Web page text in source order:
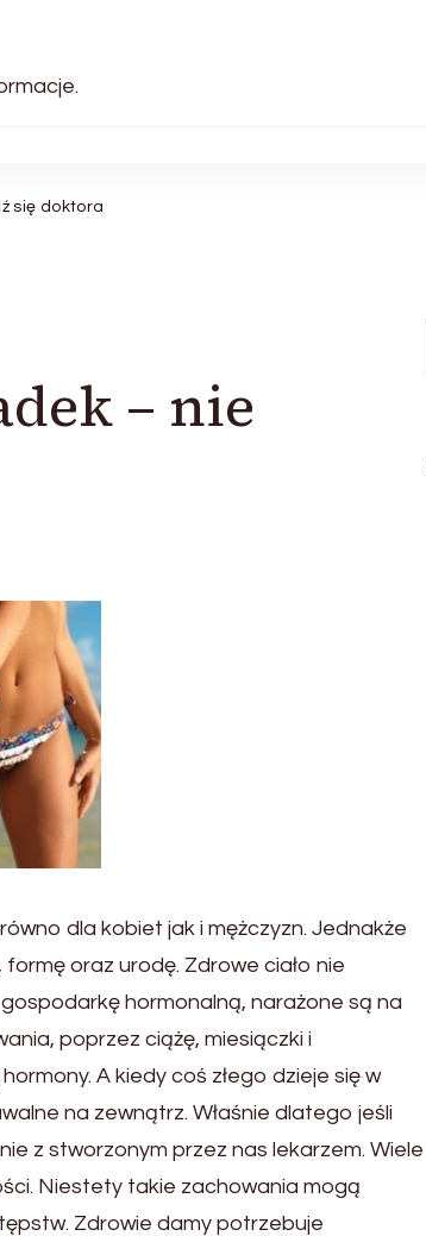
się doktora
– nie
dla kobiet jak i mężczyzn. Jednakże
oraz urodę. Zdrowe ciało nie
hormonalną, narażone są na
poprzez ciążę, miesiączki i
A kiedy coś złego dzieje się w
na zewnątrz. Właśnie dlatego jeśli
z stworzonym przez nas lekarzem. Wiele
Niestety takie zachowania mogą
Zdrowie damy potrzebuje